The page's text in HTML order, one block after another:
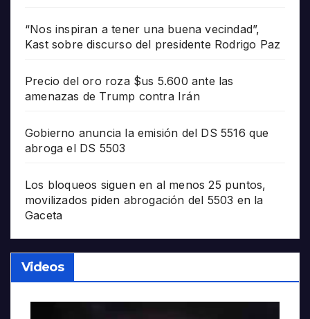
“Nos inspiran a tener una buena vecindad”,
Kast sobre discurso del presidente Rodrigo Paz
Precio del oro roza $us 5.600 ante las
amenazas de Trump contra Irán
Gobierno anuncia la emisión del DS 5516 que
abroga el DS 5503
Los bloqueos siguen en al menos 25 puntos,
movilizados piden abrogación del 5503 en la
Gaceta
Videos